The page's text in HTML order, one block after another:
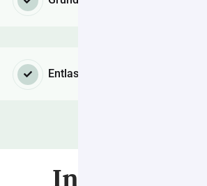
Entlastungsleistungen
In den